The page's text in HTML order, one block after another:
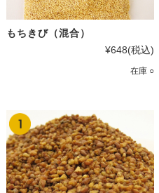
もちきび（混合）
¥648(税込)
在庫 ○